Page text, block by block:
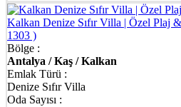
Kalkan Denize Sıfır Villa | Özel Plaj
1303 )
Bölge :
Antalya / Kaş / Kalkan
Emlak Türü :
Denize Sıfır Villa
Oda Sayısı :